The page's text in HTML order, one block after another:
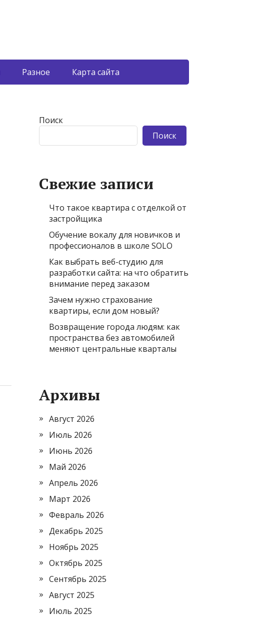
Разное Карта сайта
Поиск
Поиск
Свежие записи
Что такое квартира с отделкой от
застройщика
Обучение вокалу для новичков и
профессионалов в школе SOLO
Как выбрать веб-студию для
разработки сайта: на что обратить
внимание перед заказом
Зачем нужно страхование
квартиры, если дом новый?
Возвращение города людям: как
пространства без автомобилей
меняют центральные кварталы
Архивы
Август 2026
Июль 2026
Июнь 2026
Май 2026
Апрель 2026
Март 2026
Февраль 2026
Декабрь 2025
Ноябрь 2025
Октябрь 2025
Сентябрь 2025
Август 2025
Июль 2025